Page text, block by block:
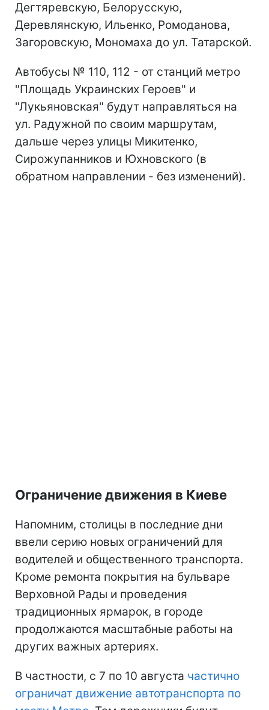
Дегтяревскую, Белорусскую,
Деревлянскую, Ильенко, Ромоданова,
Загоровскую, Мономаха до ул. Татарской.
Автобусы № 110, 112 - от станций метро
"Площадь Украинских Героев" и
"Лукьяновская" будут направляться на
ул. Радужной по своим маршрутам,
дальше через улицы Микитенко,
Сирожупанников и Юхновского (в
обратном направлении - без изменений).
Ограничение движения в Киеве
Напомним, столицы в последние дни
ввели серию новых ограничений для
водителей и общественного транспорта.
Кроме ремонта покрытия на бульваре
Верховной Рады и проведения
традиционных ярмарок, в городе
продолжаются масштабные работы на
других важных артериях.
В частности, с 7 по 10 августа частично
ограничат движение автотранспорта по